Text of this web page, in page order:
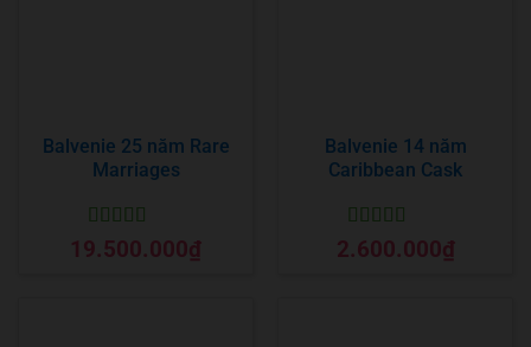
Balvenie 25 năm Rare
Marriages
Được xếp
hạng 5 5 sao
19.500.000₫
Balvenie 14 năm
Caribbean Cask
Được xếp
hạng55 sao
2.600.000₫